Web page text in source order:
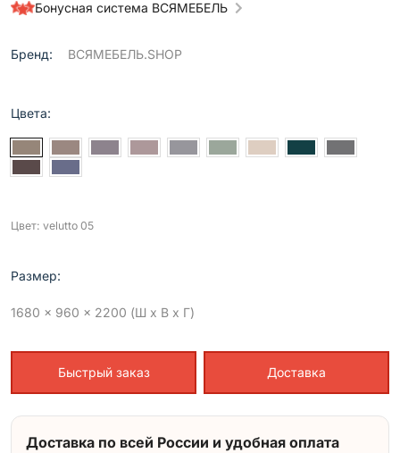
Бонусная система ВСЯМЕБЕЛЬ
Бренд: ВСЯМЕБЕЛЬ.SHOP
Цвета:
Цвет: velutto 05
Размер:
1680 x 960 x 2200 (Ш x В x Г)
Быстрый заказ Доставка
Доставка по всей России и удобная оплата